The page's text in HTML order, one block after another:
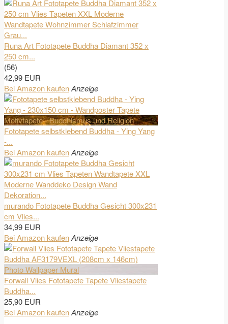
Runa Art Fototapete Buddha Diamant 352 x
250 cm...
(56)
42,99 EUR
Bei Amazon kaufenAnzeige
Fototapete selbstklebend Buddha - Ying Yang
-...
Bei Amazon kaufenAnzeige
murando Fototapete Buddha Gesicht 300x231
cm Vlies...
34,99 EUR
Bei Amazon kaufenAnzeige
Forwall Vlies Fototapete Tapete Vliestapete
Buddha...
25,90 EUR
Bei Amazon kaufenAnzeige